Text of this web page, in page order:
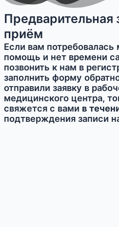
Предварительная
приём
Если вам потребовалась
помощь и нет времени
позвонить к нам в
заполнить форму
отправили заявку в
медицинского центра,
свяжется с вами в
подтверждения записи